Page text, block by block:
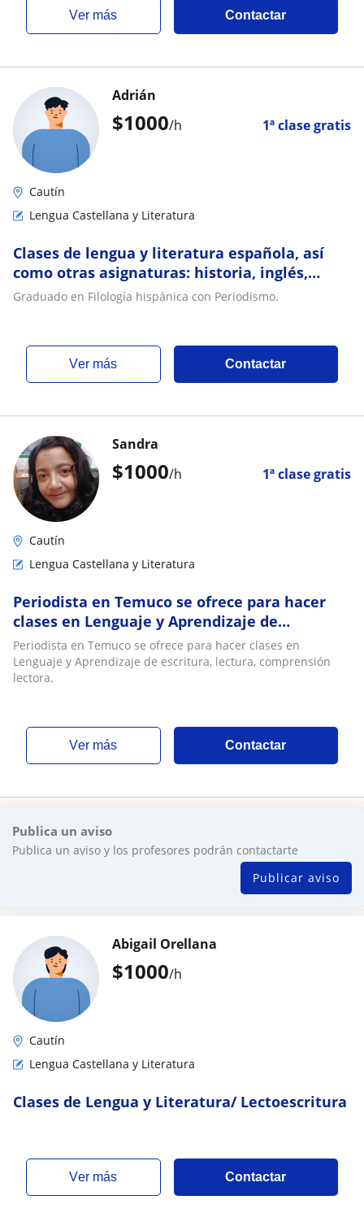
ver más Contactar
$1000/h 1ª clase gratis
Adrián
Cautín
Lengua Castellana y Literatura
Clases de lengua y literatura española, así
como otras asignaturas: historia, inglés,
francés, etc
Graduado en Filología hispánica con Periodismo.
ver más Contactar
$1000/h 1ª clase gratis
Sandra
Cautín
Lengua Castellana y Literatura
Periodista en Temuco se ofrece para hacer
clases en Lenguaje y Aprendizaje de
escritura, lectura, comprensión lectora
Periodista en Temuco se ofrece para hacer clases en
Lenguaje y Aprendizaje de escritura, lectura, comprensión
lectora.
ver más Contactar
Publica un aviso
Publica un aviso y los profesores podrán contactarte
Publicar aviso
$1000/h
Abigail Orellana
Cautín
Lengua Castellana y Literatura
Clases de Lengua y Literatura/ Lectoescritura
ver más Contactar